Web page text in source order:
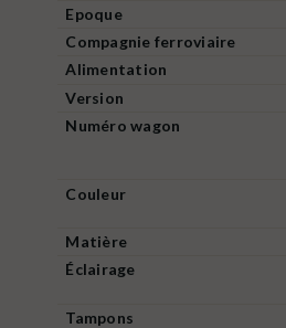
Epoque
Compagnie ferroviaire
Alimentation
Version
Numéro wagon
Couleur
Matière
Éclairage
Tampons